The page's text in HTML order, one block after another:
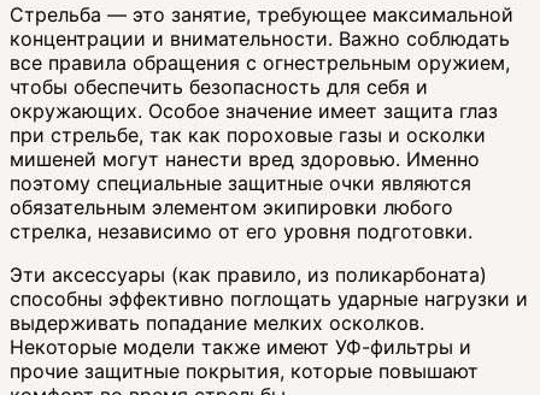
Стрельба — это занятие, требующее максимальной
концентрации и внимательности. Важно соблюдать
все правила обращения с огнестрельным оружием,
чтобы обеспечить безопасность для себя и
окружающих. Особое значение имеет защита глаз
при стрельбе, так как пороховые газы и осколки
мишеней могут нанести вред здоровью. Именно
поэтому специальные защитные очки являются
обязательным элементом экипировки любого
стрелка, независимо от его уровня подготовки.
Эти аксессуары (как правило, из поликарбоната)
способны эффективно поглощать ударные нагрузки и
выдерживать попадание мелких осколков.
Некоторые модели также имеют УФ-фильтры и
прочие защитные покрытия, которые повышают